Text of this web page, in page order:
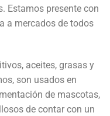
Estamos presente con
a mercados de todos
aceites, grasas y
son usados en
de mascotas,
de contar con un